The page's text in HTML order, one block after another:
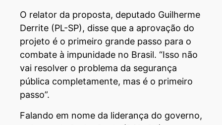
O relator da proposta, deputado Guilherme
Derrite (PL-SP), disse que a aprovação do
projeto é o primeiro grande passo para o
combate à impunidade no Brasil. “Isso não
vai resolver o problema da segurança
pública completamente, mas é o primeiro
passo”.
Falando em nome da liderança do governo,